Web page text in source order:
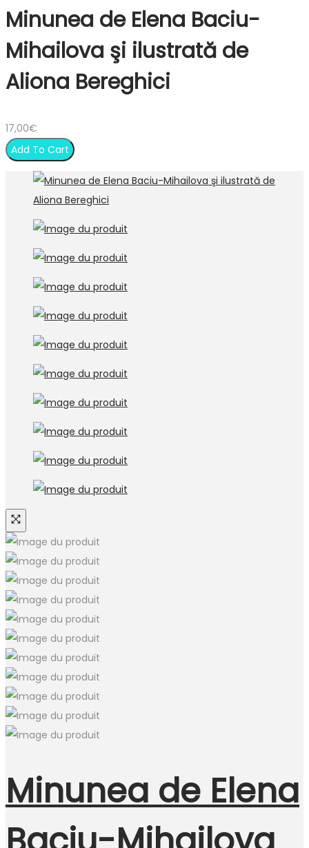
Minunea de Elena Baciu-
Mihailova şi ilustrată de
Aliona Bereghici
17,00€
Add To Cart
Minunea de Elena